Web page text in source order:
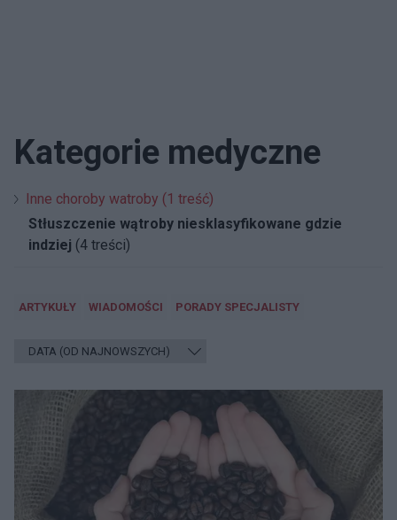
Kategorie medyczne
Inne choroby watroby (1 treść)
Stłuszczenie wątroby niesklasyfikowane gdzie
indziej (4 treści)
ARTYKUŁY WIADOMOŚCI PORADY SPECJALISTY